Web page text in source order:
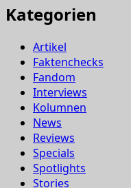
Kategorien
Artikel
Faktenchecks
Fandom
Interviews
Kolumnen
News
Reviews
Specials
Spotlights
Stories